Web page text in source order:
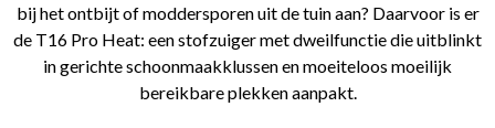
bij het ontbijt of moddersporen uit de tuin aan? Daarvoor is er
de T16 Pro Heat: een stofzuiger met dweilfunctie die uitblinkt
in gerichte schoonmaakklussen en moeiteloos moeilijk
bereikbare plekken aanpakt.